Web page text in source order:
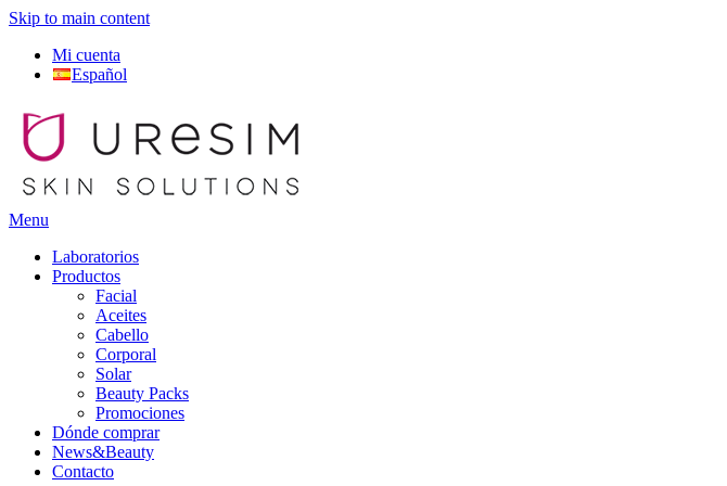
Skip to main content
Mi cuenta
Español
Menu
Laboratorios
Productos
Facial
Aceites
Cabello
Corporal
Solar
Beauty Packs
Promociones
Dónde comprar
News&Beauty
Contacto